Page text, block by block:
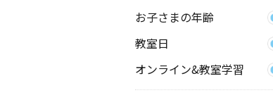
お子さまの年齢
教室日
オンライン&教室学習